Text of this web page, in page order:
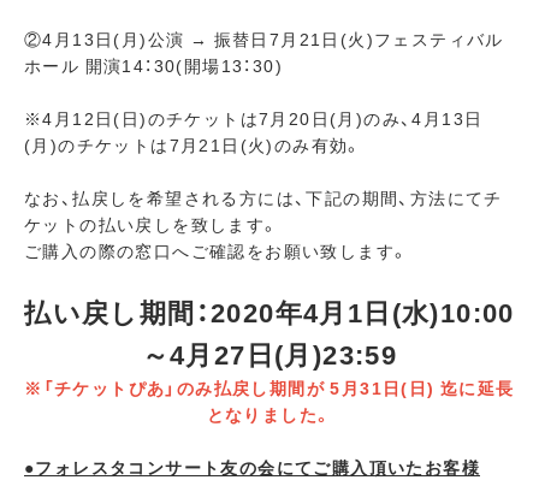
②4月13日(月)公演 → 振替日7月21日(火)フェスティバル
ホール 開演14：30(開場13：30)
※4月12日(日)のチケットは7月20日(月)のみ、4月13日
(月)のチケットは7月21日(火)のみ有効。
なお、払戻しを希望される方には、下記の期間、方法にてチ
ケットの払い戻しを致します。
ご購入の際の窓口へご確認をお願い致します。
払い戻し期間：2020年4月1日(水)10:00
～4月27日(月)23:59
※「チケットぴあ」のみ払戻し期間が 5月31日(日) 迄に延長
となりました。
●フォレスタコンサート友の会にてご購入頂いたお客様